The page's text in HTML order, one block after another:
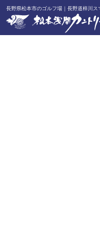
長野県松本市のゴルフ場｜長野道梓川